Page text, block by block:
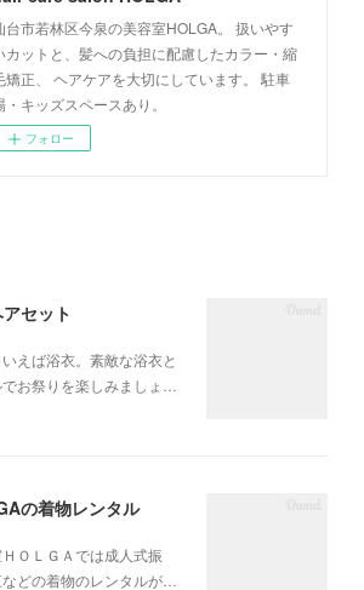
台市若林区今泉の美容室HOLGA。 扱いやす
カットと、髪への負担に配慮したカラー・縮
矯正、 ヘアケアを大切にしています。 駐車
・キッズスペースあり。
フォロー
セット
えば浴衣。素敵な浴衣と
お祭りを楽しみましょ…
の着物レンタル
ＯＬＧＡでは成人式振
どの着物のレンタルが…